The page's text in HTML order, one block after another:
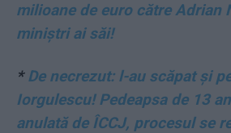
milioane de euro către Adrian
miniștri ai săi!
*De necrezut: l-au scăpat și
Iorgulescu! Pedeapsa de 13
anulată de ÎCCJ, procesul se